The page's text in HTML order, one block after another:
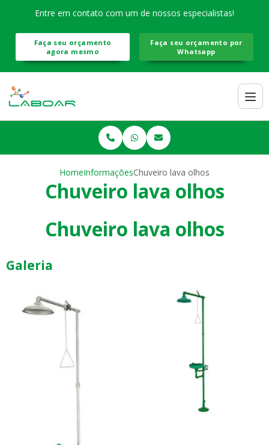
Entre em contato com um de nossos especialistas!
Faça seu orçamento
agora mesmo
Faça seu orçamento por
Whatsapp
HomeInformaçõesChuveiro lava olhos
Chuveiro lava olhos
Chuveiro lava olhos
Galeria